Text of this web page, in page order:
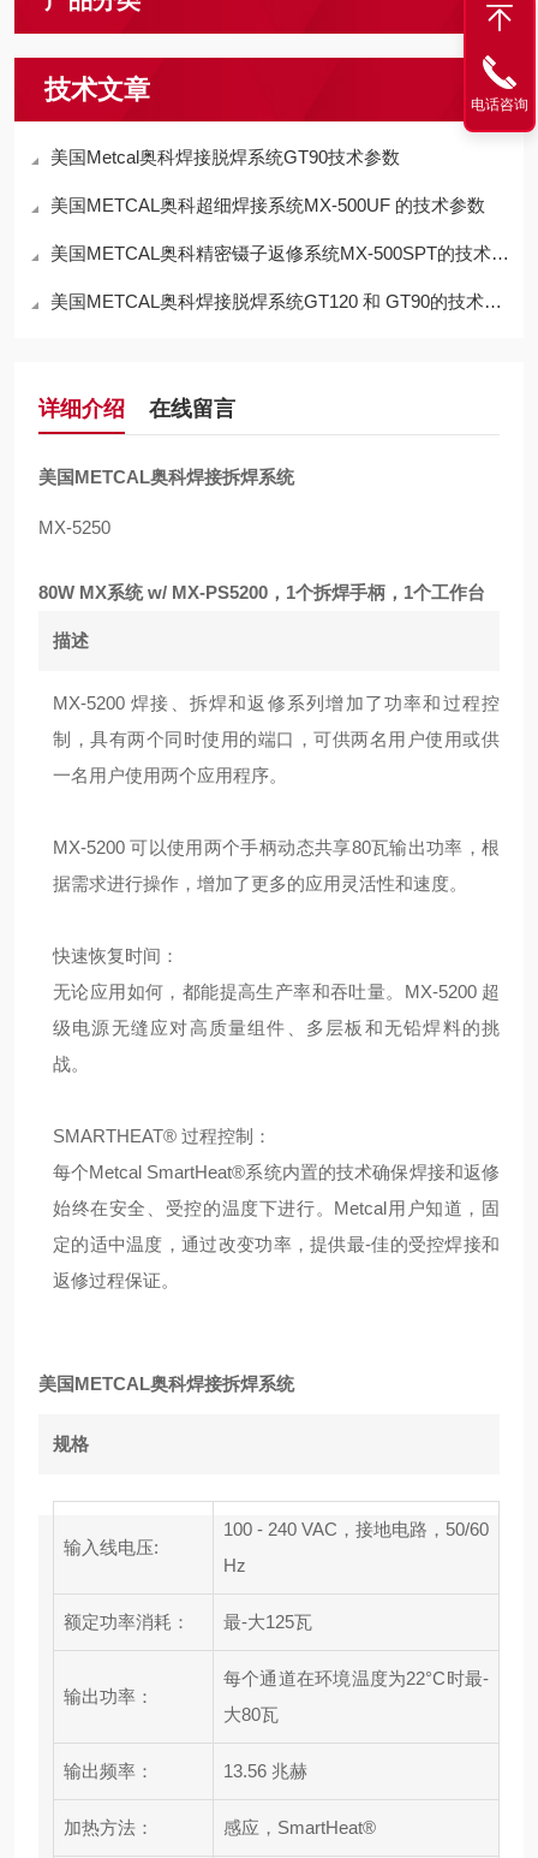
技术文章
美国Metcal奥科焊接脱焊系统GT90技术参数
美国METCAL奥科超细焊接系统MX-500UF 的技术参数
美国METCAL奥科精密镊子返修系统MX-500SPT的技术参数
美国METCAL奥科焊接脱焊系统GT120 和 GT90的技术参数
详细介绍 在线留言
美国METCAL奥科焊接拆焊系统
MX-5250
80W MX系统 w/ MX-PS5200，1个拆焊手柄，1个工作台
描述
MX-5200 焊接、拆焊和返修系列增加了功率和过程控
制，具有两个同时使用的端口，可供两名用户使用或供
一名用户使用两个应用程序。
MX-5200 可以使用两个手柄动态共享80瓦输出功率，根
据需求进行操作，增加了更多的应用灵活性和速度。
快速恢复时间：
无论应用如何，都能提高生产率和吞吐量。MX-5200 超
级电源无缝应对高质量组件、多层板和无铅焊料的挑
战。
SMARTHEAT® 过程控制：
每个Metcal SmartHeat®系统内置的技术确保焊接和返修
始终在安全、受控的温度下进行。Metcal用户知道，固
定的适中温度，通过改变功率，提供最-佳的受控焊接和
返修过程保证。
美国METCAL奥科焊接拆焊系统
规格
输入线电压:
100 - 240 VAC，接地电路，50/60
Hz
额定功率消耗： 最-大125瓦
输出功率：
每个通道在环境温度为22°C时最-
大80瓦
输出频率： 13.56 兆赫
加热方法： 感应，SmartHeat®
电话咨询